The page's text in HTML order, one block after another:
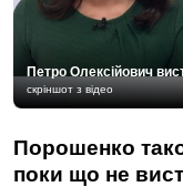
Петро Олексійович
скріншот з відео
Порошенко
поки що не